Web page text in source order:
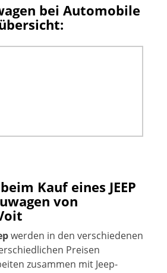
bei Automobile
Kauf eines JEEP
von
werden in den verschiedenen
Preisen
zusammen mit Jeep-